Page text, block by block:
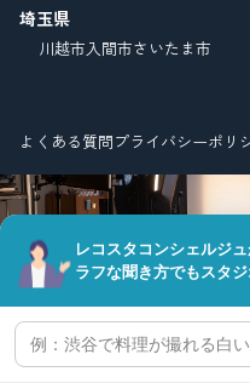
埼玉県
川越市入間市さいたま市
よくある質問プライバシーポリ
© Copyright FIELD
レコスタコンシェルジ
ラフな聞き方でもスタ